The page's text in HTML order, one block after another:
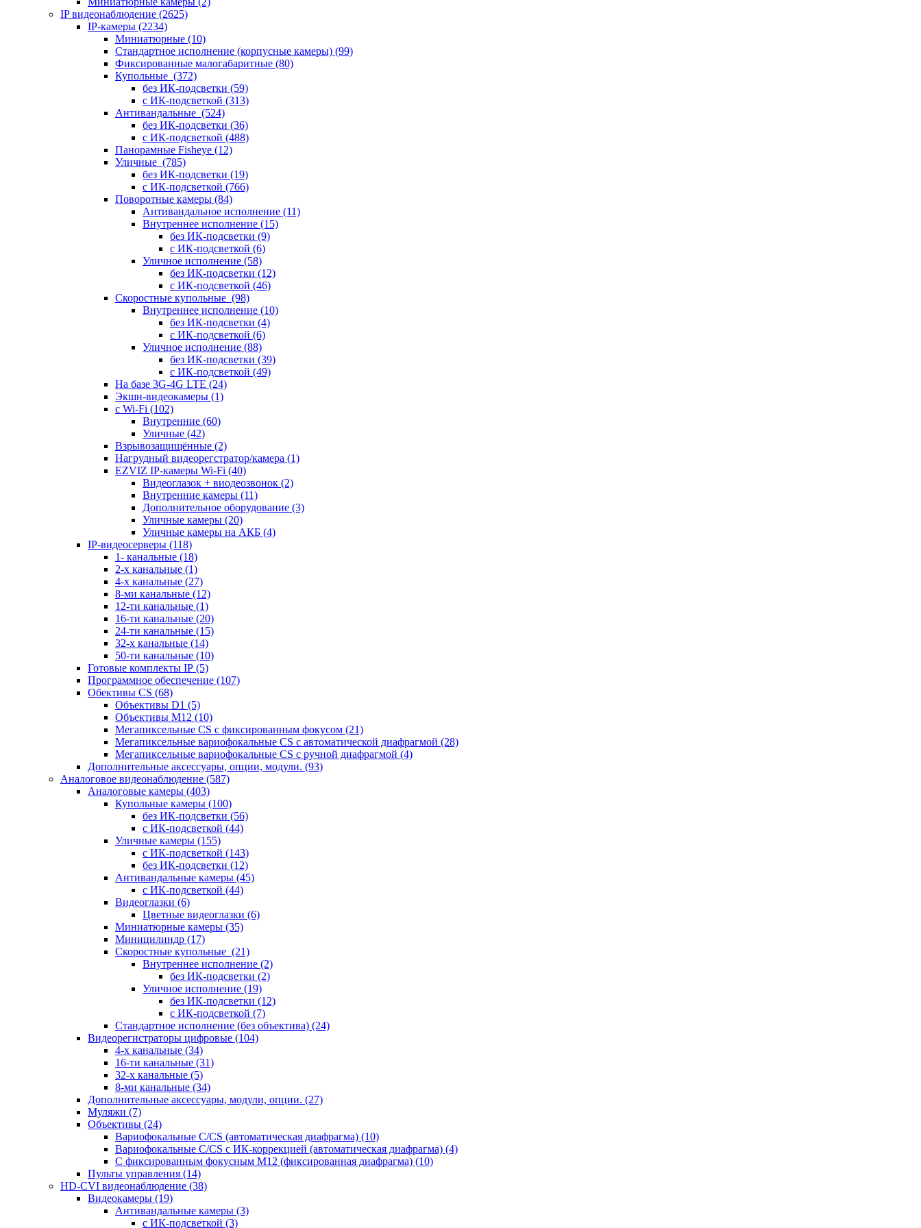
IP видеонаблюдение (2625)
IP-камеры (2234)
Миниатюрные (10)
Стандартное исполнение (корпусные камеры) (99)
Фиксированные малогабаритные (80)
Купольные (372)
без ИК-подсветки (59)
с ИК-подсветкой (313)
Антивандальные (524)
без ИК-подсветки (36)
с ИК-подсветкой (488)
Панорамные Fisheye (12)
Уличные (785)
без ИК-подсветки (19)
с ИК-подсветкой (766)
Поворотные камеры (84)
Антивандальное исполнение (11)
Внутреннее исполнение (15)
без ИК-подсветки (9)
с ИК-подсветкой (6)
Уличное исполнение (58)
без ИК-подсветки (12)
с ИК-подсветкой (46)
Скоростные купольные (98)
Внутреннее исполнение (10)
без ИК-подсветки (4)
с ИК-подсветкой (6)
Уличное исполнение (88)
без ИК-подсветки (39)
с ИК-подсветкой (49)
На базе 3G-4G LTE (24)
Экшн-видеокамеры (1)
с Wi-Fi (102)
Внутренние (60)
Уличные (42)
Взрывозащищённые (2)
Нагрудный видеорегстратор/камера (1)
EZVIZ IP-камеры Wi-Fi (40)
Видеоглазок + виодеозвонок (2)
Внутренние камеры (11)
Дополнительное оборудование (3)
Уличные камеры (20)
Уличные камеры на АКБ (4)
IP-видеосерверы (118)
1- канальные (18)
2-х канальные (1)
4-х канальные (27)
8-ми канальные (12)
12-ти канальные (1)
16-ти канальные (20)
24-ти канальные (15)
32-х канальные (14)
50-ти канальные (10)
Готовые комплекты IP (5)
Программное обеспечение (107)
Обективы CS (68)
Объективы D1 (5)
Объективы M12 (10)
Мегапиксельные CS c фиксированным фокусом (21)
Мегапиксельные вариофокальные CS c автоматической диафрагмой (28)
Мегапиксельные вариофокальные CS c ручной диафрагмой (4)
Дополнительные аксессуары, опции, модули. (93)
Аналоговое видеонаблюдение (587)
Аналоговые камеры (403)
Купольные камеры (100)
без ИК-подсветки (56)
с ИК-подсветкой (44)
Уличные камеры (155)
с ИК-подсветкой (143)
без ИК-подсветки (12)
Антивандальные камеры (45)
с ИК-подсветкой (44)
Видеоглазки (6)
Цветные видеоглазки (6)
Миниатюрные камеры (35)
Миницилиндр (17)
Скоростные купольные (21)
Внутреннее исполнение (2)
без ИК-подсветки (2)
Уличное исполнение (19)
без ИК-подсветки (12)
с ИК-подсветкой (7)
Стандартное исполнение (без объектива) (24)
Видеорегистраторы цифровые (104)
4-х канальные (34)
16-ти канальные (31)
32-х канальные (5)
8-ми канальные (34)
Дополнительные аксессуары, модули, опции. (27)
Муляжи (7)
Объективы (24)
Вариофокальные C/CS (автоматическая диафрагма) (10)
Вариофокальные C/CS с ИК-коррекцией (автоматическая диафрагма) (4)
С фиксированным фокусным М12 (фиксированная диафрагма) (10)
Пульты управления (14)
HD-CVI видеонаблюдение (38)
Видеокамеры (19)
Антивандальные камеры (3)
с ИК-подсветкой (3)